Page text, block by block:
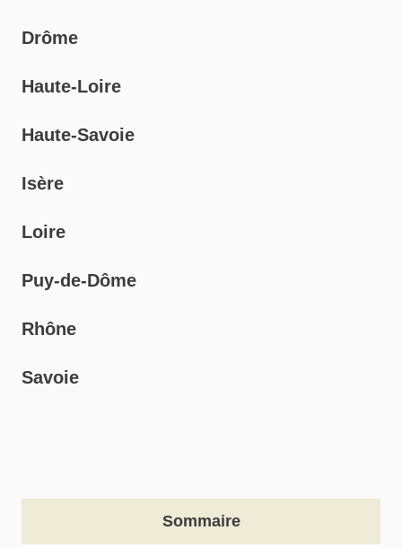
Drôme
Haute-Loire
Haute-Savoie
Isère
Loire
Puy-de-Dôme
Rhône
Savoie
Sommaire